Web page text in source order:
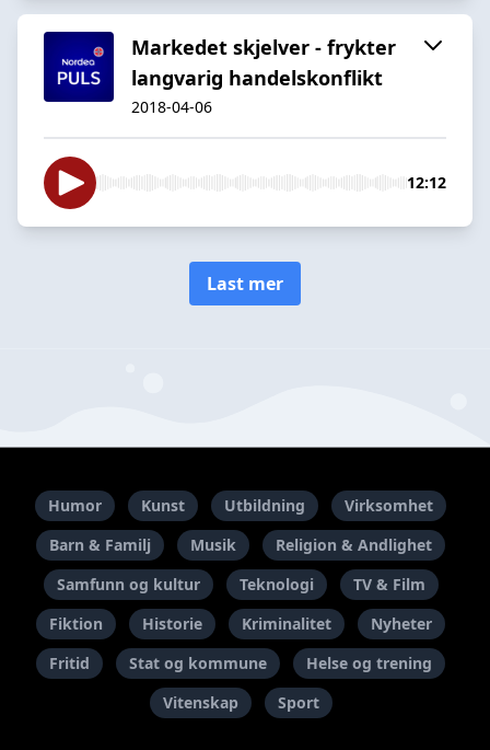
Markedet skjelver - frykter
langvarig handelskonflikt
2018-04-06
12:12
Last mer
Humor Kunst Utbildning
Virksomhet
Barn & Familj
Musik
Religion & Andlighet
Samfunn og kultur
Teknologi
TV & Film
Fiktion
Historie Kriminalitet
Nyheter
Fritid
Stat og kommune
Helse og trening
Vitenskap
Sport